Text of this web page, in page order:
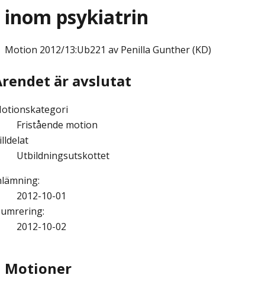
inom psykiatrin
Motion 2012/13:Ub221 av Penilla Gunther (KD)
är avslutat
Fristående motion
Utbildningsutskottet
:
2012-10-01
:
2012-10-02
Motioner